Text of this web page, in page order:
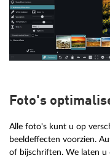
Foto's
Alle foto's kunt u op
beeldeffecten voorzien.
of bijschriften. We laten u